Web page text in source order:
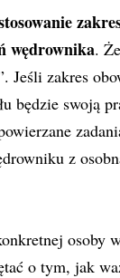
wędrownika.
zakres
będzie swoją
z
osoby
o tym, jak